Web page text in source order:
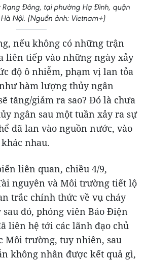
Rạng Đông, tại phường Hạ Đình, quận
Nội. (Nguồn ảnh: Vietnam+)
nếu không có những trận
liên tiếp vào những ngày xảy
độ ô nhiễm, phạm vị lan tỏa
hàm lượng thủy ngân
tăng/giảm ra sao? Đó là chưa
ngân sau một tuần xảy ra sự
đã lan vào nguồn nước, vào
nhau.
liên quan, chiều 4/9,
nguyên và Môi trường tiết lộ
trắc chính thức về vụ cháy
sau đó, phóng viên Báo Điện
liên hệ tới các lãnh đạo chủ
Môi trường, tuy nhiên, sau
không nhân được kết quả gì,